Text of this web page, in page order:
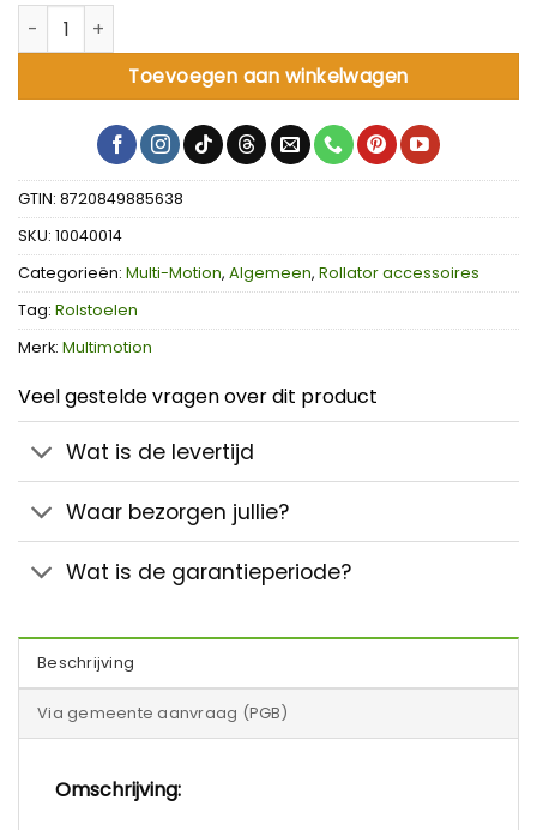
MultiMotion rolstoeltas aantal
Toevoegen aan winkelwagen
GTIN: 8720849885638
SKU: 10040014
Categorieën: Multi-Motion, Algemeen, Rollator accessoires
Tag: Rolstoelen
Merk: Multimotion
Veel gestelde vragen over dit product
Wat is de levertijd
Waar bezorgen jullie?
Wat is de garantieperiode?
Beschrijving
Via gemeente aanvraag (PGB)
Omschrijving: